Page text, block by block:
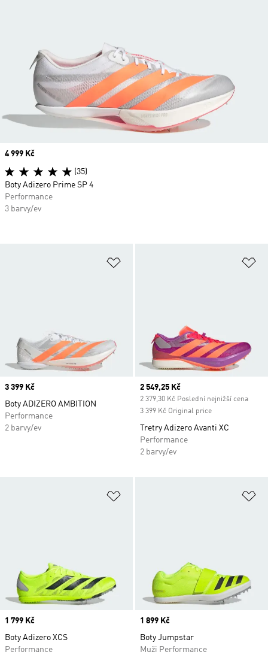
Price
3 399 Kč
Boty ADIZERO AMBITION
Performance
2 barvy/ev
Current price
2 549,25 Kč
2 379,30 Kč Poslední nejnižší cena
3 399 Kč Original price
Tretry Adizero Avanti XC
Performance
2 barvy/ev
Price
1 799 Kč
Boty Adizero XCS
Performance
Price
1 899 Kč
Boty Jumpstar
Muži Performance
Price
4 999 Kč
(35)
Boty Adizero Prime SP 4
Performance
3 barvy/ev